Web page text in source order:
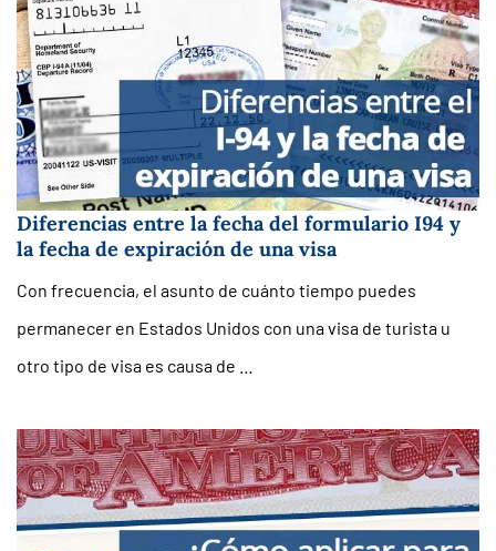
Diferencias entre la fecha del formulario I94 y
la fecha de expiración de una visa
Con frecuencia, el asunto de cuánto tiempo puedes
permanecer en Estados Unidos con una visa de turista u
otro tipo de visa es causa de …